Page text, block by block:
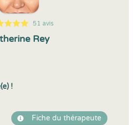
51 avis
Rey
!
Fiche du thérapeute